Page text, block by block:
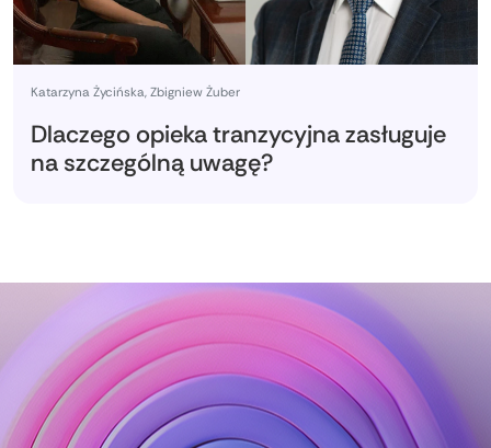
Katarzyna Życińska, Zbigniew Żuber
Dlaczego opieka tranzycyjna zasługuje
na szczególną uwagę?